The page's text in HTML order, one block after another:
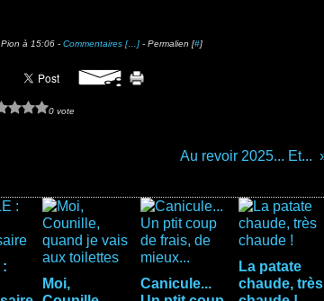
Pion à 15:06 -Commentaires [… ] - Permalien [#]
0 vote
Au revoir 2025... Et...
Moi,
Canicule...
La patate
chaude, très